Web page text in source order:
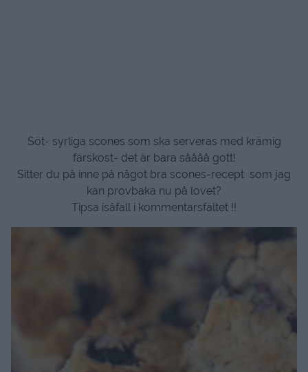
Söt- syrliga scones som ska serveras med krämig
färskost- det är bara såååå gott!
Sitter du på inne på något bra scones-recept som jag
kan provbaka nu på lovet?
Tipsa isåfall i kommentarsfältet !!